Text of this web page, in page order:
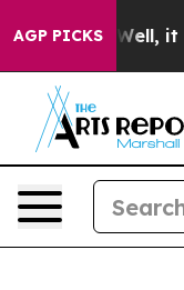
AGP PICKS
Well, it Didn’t